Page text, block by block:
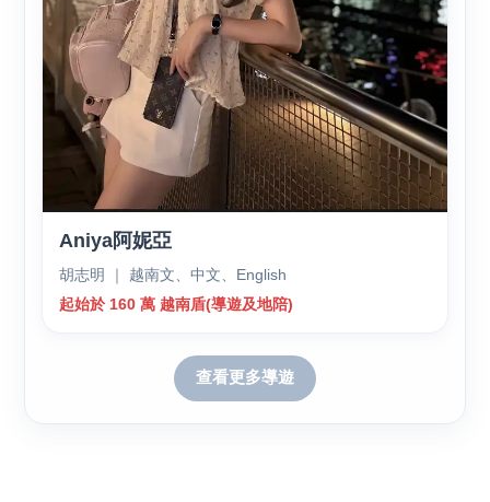
Aniya阿妮亞
胡志明 ｜ 越南文、中文、English
起始於 160 萬 越南盾(導遊及地陪)
查看更多導遊